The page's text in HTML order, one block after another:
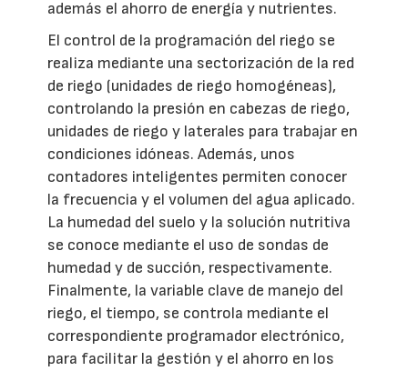
además el ahorro de energía y nutrientes.
El control de la programación del riego se
realiza mediante una sectorización de la red
de riego (unidades de riego homogéneas),
controlando la presión en cabezas de riego,
unidades de riego y laterales para trabajar en
condiciones idóneas. Además, unos
contadores inteligentes permiten conocer
la frecuencia y el volumen del agua aplicado.
La humedad del suelo y la solución nutritiva
se conoce mediante el uso de sondas de
humedad y de succión, respectivamente.
Finalmente, la variable clave de manejo del
riego, el tiempo, se controla mediante el
correspondiente programador electrónico,
para facilitar la gestión y el ahorro en los